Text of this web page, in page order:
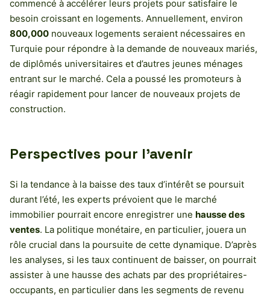
commencé à accélérer leurs projets pour satisfaire le
besoin croissant en logements. Annuellement, environ
800,000 nouveaux logements seraient nécessaires en
Turquie pour répondre à la demande de nouveaux mariés,
de diplômés universitaires et d’autres jeunes ménages
entrant sur le marché. Cela a poussé les promoteurs à
réagir rapidement pour lancer de nouveaux projets de
construction.
Perspectives pour l’avenir
Si la tendance à la baisse des taux d’intérêt se poursuit
durant l’été, les experts prévoient que le marché
immobilier pourrait encore enregistrer une hausse des
ventes. La politique monétaire, en particulier, jouera un
rôle crucial dans la poursuite de cette dynamique. D’après
les analyses, si les taux continuent de baisser, on pourrait
assister à une hausse des achats par des propriétaires-
occupants, en particulier dans les segments de revenu